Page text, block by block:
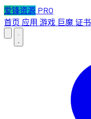
爱锋资源 PRO
首页 应用 游戏 巨魔 证书